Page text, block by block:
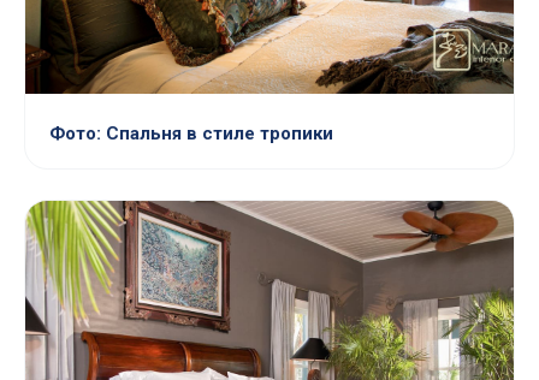
Фото: Спальня в стиле тропики